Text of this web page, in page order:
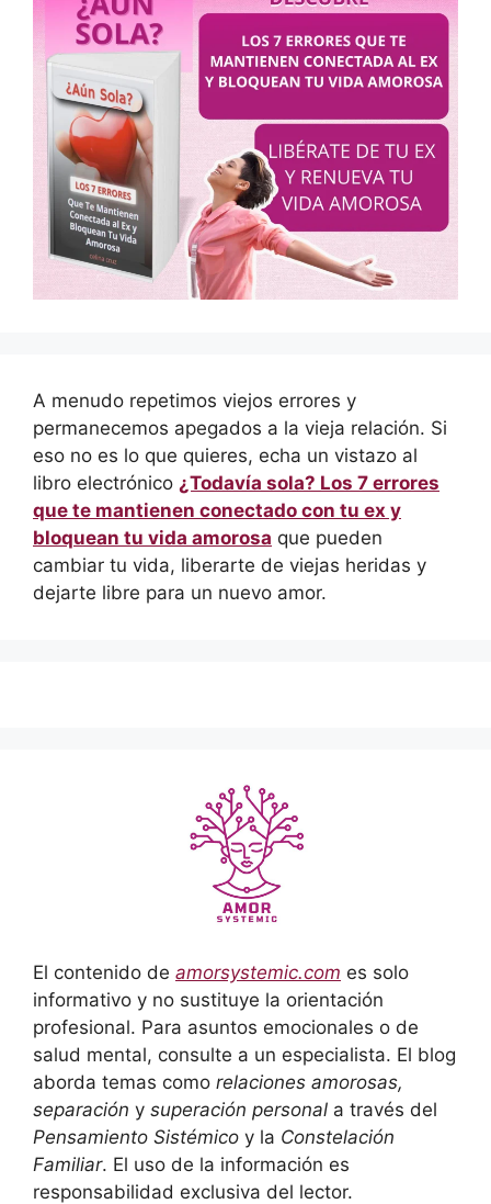
A menudo repetimos viejos errores y
permanecemos apegados a la vieja relación. Si
eso no es lo que quieres, echa un vistazo al
libro electrónico ¿Todavía sola? Los 7 errores
que te mantienen conectado con tu ex y
bloquean tu vida amorosa que pueden
cambiar tu vida, liberarte de viejas heridas y
dejarte libre para un nuevo amor.
El contenido de amorsystemic.com es solo
informativo y no sustituye la orientación
profesional. Para asuntos emocionales o de
salud mental, consulte a un especialista. El blog
aborda temas como relaciones amorosas,
separación y superación personal a través del
Pensamiento Sistémico y la Constelación
Familiar. El uso de la información es
responsabilidad exclusiva del lector.